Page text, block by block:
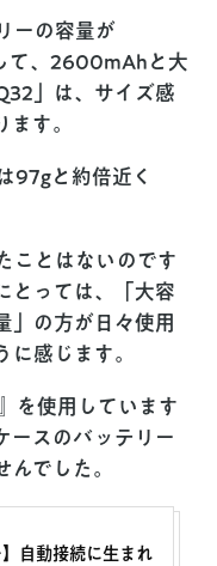
ーの容量が
て、2600mAhと大
」は、サイズ感
ます。
97gと約倍近く
ことはないのです
とっては、「大容
」の方が日々使用
に感じます。
を使用しています
ースのバッテリー
でした。
】自動接続に生まれ